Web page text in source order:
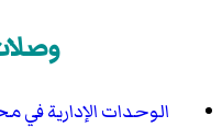
الوحدات الإدارية